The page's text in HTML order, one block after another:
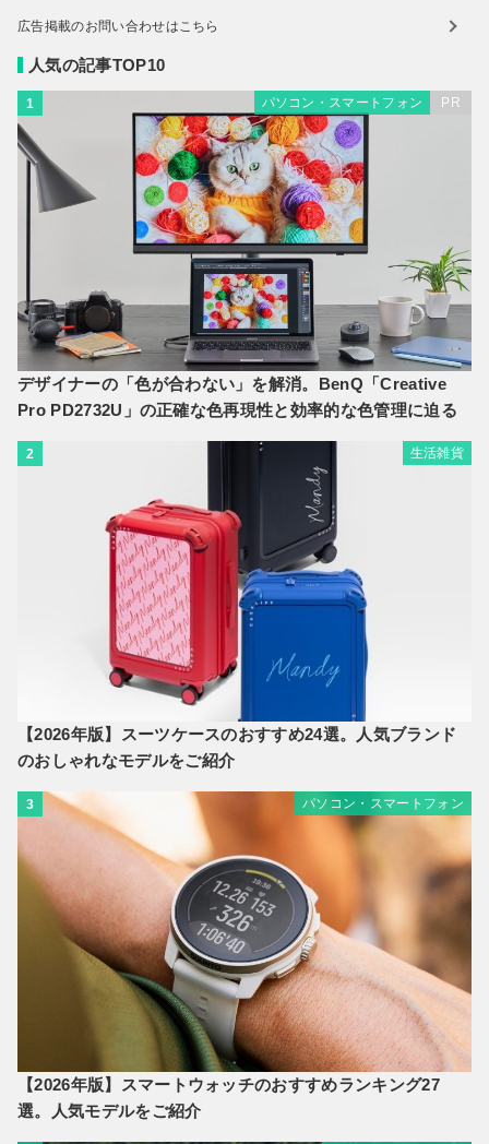
広告掲載のお問い合わせはこちら
人気の記事TOP10
1 パソコン・スマートフォン PR
デザイナーの「色が合わない」を解消。BenQ「Creative
Pro PD2732U」の正確な色再現性と効率的な色管理に迫る
2 生活雑貨
【2026年版】スーツケースのおすすめ24選。人気ブランド
のおしゃれなモデルをご紹介
3 パソコン・スマートフォン
【2026年版】スマートウォッチのおすすめランキング27
選。人気モデルをご紹介